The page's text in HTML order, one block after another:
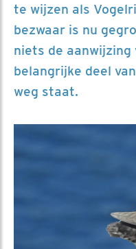
te wijzen als
bezwaar is nu
niets de
belangrijke deel
weg staat.